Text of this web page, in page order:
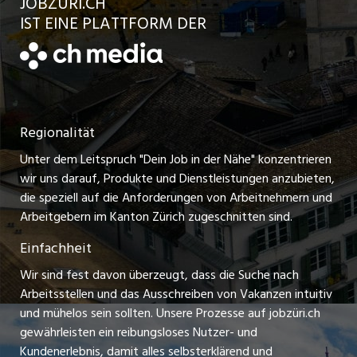
Jobs in der Stadt Uster
Jobs in der Stadt Horgen
Festanstellungen
Temporäre Jobs
Freelance Jobs
Praktikum-Jobs
Lehrstellen
Ferienjobs
Führungspositionen
Arbeitgeber
Schnittstelle
AGB
Datenschutzerklärung
Nutzungsbedingungen
Impressum
Stellenmeldepflicht
jobbern.ch
jobmittelland.ch
zentraljob.ch
myjob.ch
schaffu.ch (VS)
ajourjob.ch
limmattalerzeitung.ch
radio24.ch
IST EINE PLATTFORM DER
Regionalität
Unter dem Leitspruch "Dein Job in der Nähe" konzentrieren
wir uns darauf, Produkte und Dienstleistungen anzubieten,
die speziell auf die Anforderungen von Arbeitnehmern und
Arbeitgebern im Kanton Zürich zugeschnitten sind.
Einfachheit
Wir sind fest davon überzeugt, dass die Suche nach
Arbeitsstellen und das Ausschreiben von Vakanzen intuitiv
und mühelos sein sollten. Unsere Prozesse auf jobzüri.ch
gewährleisten ein reibungsloses Nutzer- und
Kundenerlebnis, damit alles selbsterklärend und